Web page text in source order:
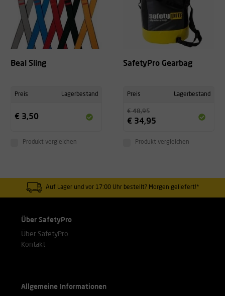
Beal Sling
Preis Lagerbestand
€ 3,50
Produkt vergleichen
SafetyPro Gearbag
Preis Lagerbestand
€ 48,95
€ 34,95
Produkt vergleichen
Auf Lager und vor 17:00 Uhr bestellt? Morgen geliefert!*
Über SafetyPro
Über SafetyPro
Kontakt
Allgemeine Informationen